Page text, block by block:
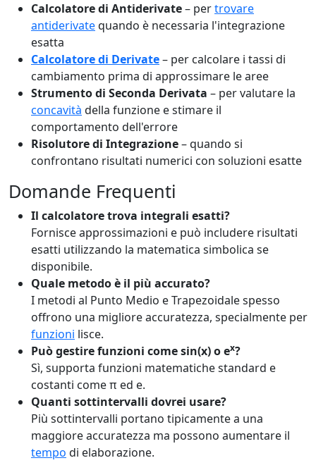
Calcolatore di Antiderivate– pertrovare
antiderivatequando è necessaria l'integrazione
esatta
Calcolatore di Derivate– per calcolare i tassi di
cambiamento prima di approssimare le aree
Strumento di Seconda Derivata – per valutare la
concavità della funzione e stimare il
comportamento dell'errore
Risolutore di Integrazione– quando si
confrontano risultati numerici con soluzioni esatte
Domande Frequenti
Il calcolatore trova integrali esatti?
Fornisce approssimazioni e può includere risultati
esatti utilizzando la matematica simbolica se
disponibile.
Quale metodo è il più accurato?
I metodi al Punto Medio e Trapezoidale spesso
offrono una migliore accuratezza, specialmente per
funzioni lisce.
Può gestire funzioni come sin(x) o ex?
Sì, supporta funzioni matematiche standard e
costanti come π ed e.
Quanti sottintervalli dovrei usare?
Più sottintervalli portano tipicamente a una
maggiore accuratezza ma possono aumentare il
tempo di elaborazione.